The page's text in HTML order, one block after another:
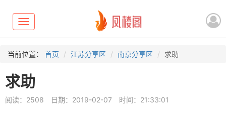
Toggle
navigation
当前位置： 首页 江苏分享区 南京分享区 求助
求助
阅读：2508 日期：2019-02-07 时间：21:33:01